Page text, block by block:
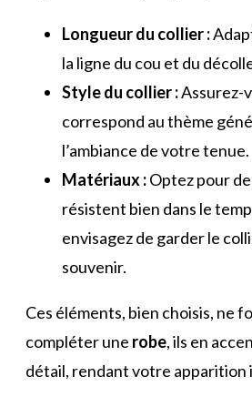
Longueur du collier :
la ligne du cou et du
Style du collier :Assurez-
correspond au thème
l’ambiance de votre tenue.
Matériaux :Optez pour
résistent bien dans le
envisagez de garder le
souvenir.
Ces éléments, bien choisis, ne
compléter une robe, ils en
détail, rendant votre apparition